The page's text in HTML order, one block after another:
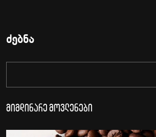
ძებნა
მიმდინარე მოვლენები